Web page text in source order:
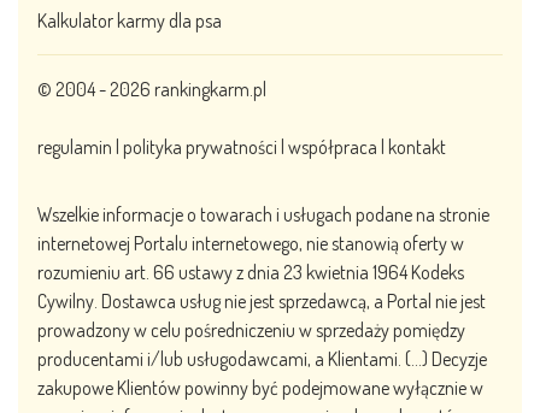
Kalkulator karmy dla psa
© 2004 - 2026 rankingkarm.pl
regulamin polityka prywatności współpraca kontakt
Wszelkie informacje o towarach i usługach podane na stronie
internetowej Portalu internetowego, nie stanowią oferty w
rozumieniu art. 66 ustawy z dnia 23 kwietnia 1964 Kodeks
Cywilny. Dostawca usług nie jest sprzedawcą, a Portal nie jest
prowadzony w celu pośredniczeniu w sprzedaży pomiędzy
producentami i/lub usługodawcami, a Klientami. (…) Decyzje
zakupowe Klientów powinny być podejmowane wyłącznie w